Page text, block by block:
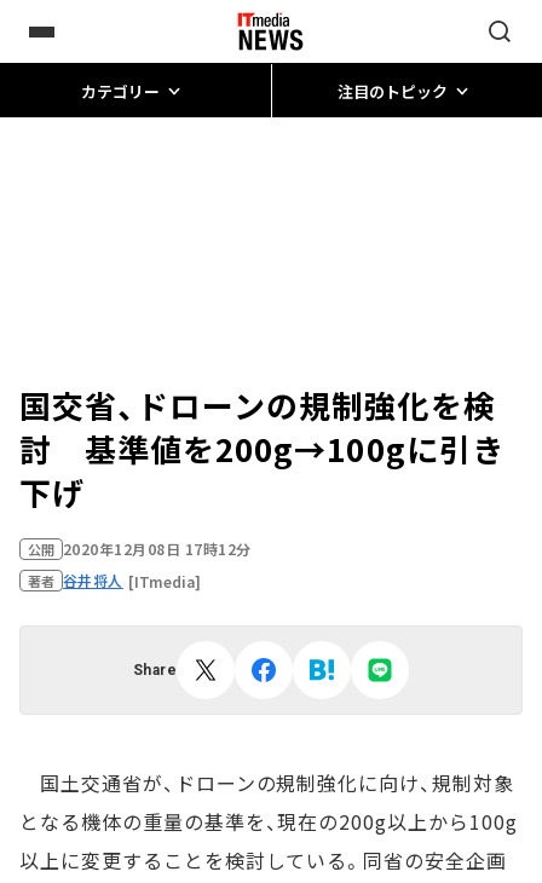
カテゴリー 注目のトピック
国交省、ドローンの規制強化を検
討 基準値を200g→100gに引き
下げ
公開 2020年12月08日 17時12分
著者 谷井将人 [ITmedia]
Share
国土交通省が、ドローンの規制強化に向け、規制対象
となる機体の重量の基準を、現在の200g以上から100g
以上に変更することを検討している。同省の安全企画